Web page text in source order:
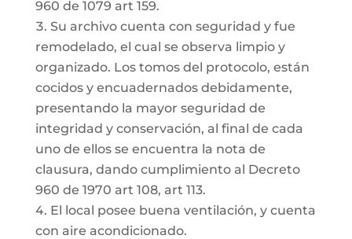
960 de 1079 art 159.
Su archivo cuenta con seguridad y fue
remodelado, el cual se observa limpio y
organizado. Los tomos del protocolo, están
cocidos y encuadernados debidamente,
presentando la mayor seguridad de
integridad y conservación, al final de cada
uno de ellos se encuentra la nota de
clausura, dando cumplimiento al Decreto
960 de 1970 art 108, art 113.
El local posee buena ventilación, y cuenta
con aire acondicionado.